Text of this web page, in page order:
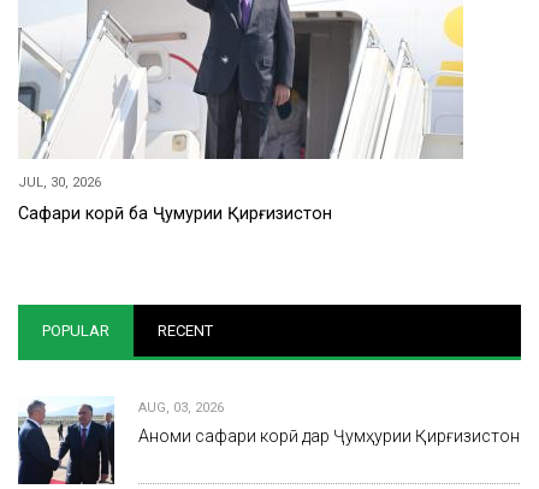
JUL, 30, 2026
Сафари корӣ ба Ҷумҳурии Қирғизистон
POPULAR RECENT
AUG, 03, 2026
Анҷоми сафари корӣ дар Ҷумҳурии Қирғизистон